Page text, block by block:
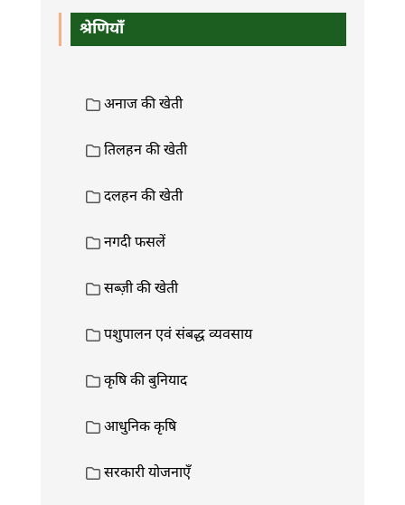
श्रेणियाँ
अनाज की खेती
तिलहन की खेती
दलहन की खेती
नगदी फसलें
सब्ज़ी की खेती
पशुपालन एवं संबद्ध व्यवसाय
कृषि की बुनियाद
आधुनिक कृषि
सरकारी योजनाएँ